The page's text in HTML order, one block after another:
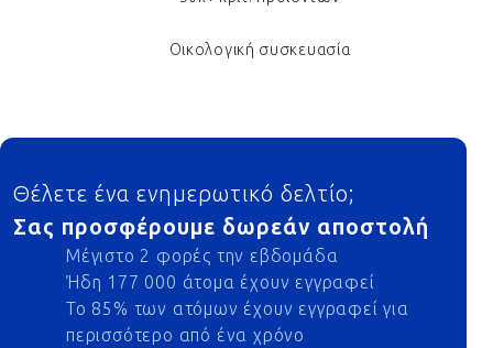
Οικολογική συσκευασία
Footer
Θέλετε ένα ενημερωτικό δελτίο;
Σας προσφέρουμε δωρεάν αποστολή
Μέγιστο 2 φορές την εβδομάδα
Ήδη 177 000 άτομα έχουν εγγραφεί
Το 85% των ατόμων έχουν εγγραφεί για
περισσότερο από ένα χρόνο